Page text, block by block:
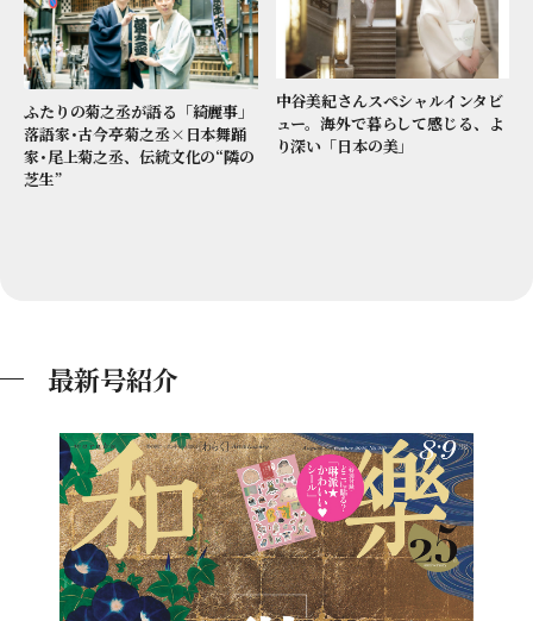
ふたりの菊之丞が語る「綺麗事」
落語家･古今亭菊之丞×日本舞踊
家･尾上菊之丞、伝統文化の“隣の
芝生”
中谷美紀さんスペシャルインタビ
ュー。海外で暮らして感じる、よ
り深い「日本の美」
最新号紹介